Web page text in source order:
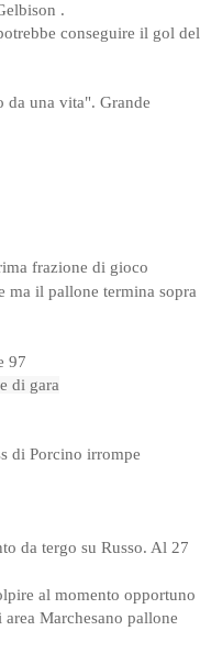
.
conseguire il gol del
da una vita". Grande
frazione di gioco
ma il pallone termina sopra
97
di gara
di Porcino irrompe
da tergo su Russo. Al 27
al momento opportuno
Marchesano pallone